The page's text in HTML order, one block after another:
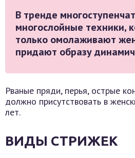
В тренде
многослойные техники,
только омолаживают
придают образу
Рваные пряди, перья, острые
должно присутствовать в
лет.
ВИДЫ СТРИЖЕК